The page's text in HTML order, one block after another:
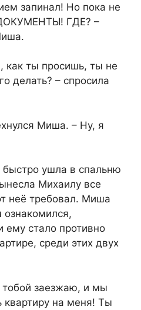
запинал! Но пока не
ДОКУМЕНТЫ! ГДЕ? –
как ты просишь, ты не
делать? – спросила
Миша. – Ну, я
ушла в спальню
Михаилу все
неё требовал. Миша
ознакомился,
ему стало противно
среди этих двух
заезжаю, и мы
на меня! Ты